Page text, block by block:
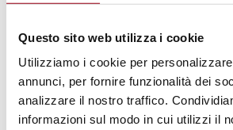
Questo sito web utilizza i cookie
Utilizziamo i cookie per
annunci, per fornire funzionalità dei
analizzare il nostro traffico.
informazioni sul modo in cui utilizzi il
umani, oggi e domani,
di Padova, 5 dicembre
05.12.2022
Lunedì 5 dicembre 2022, ore